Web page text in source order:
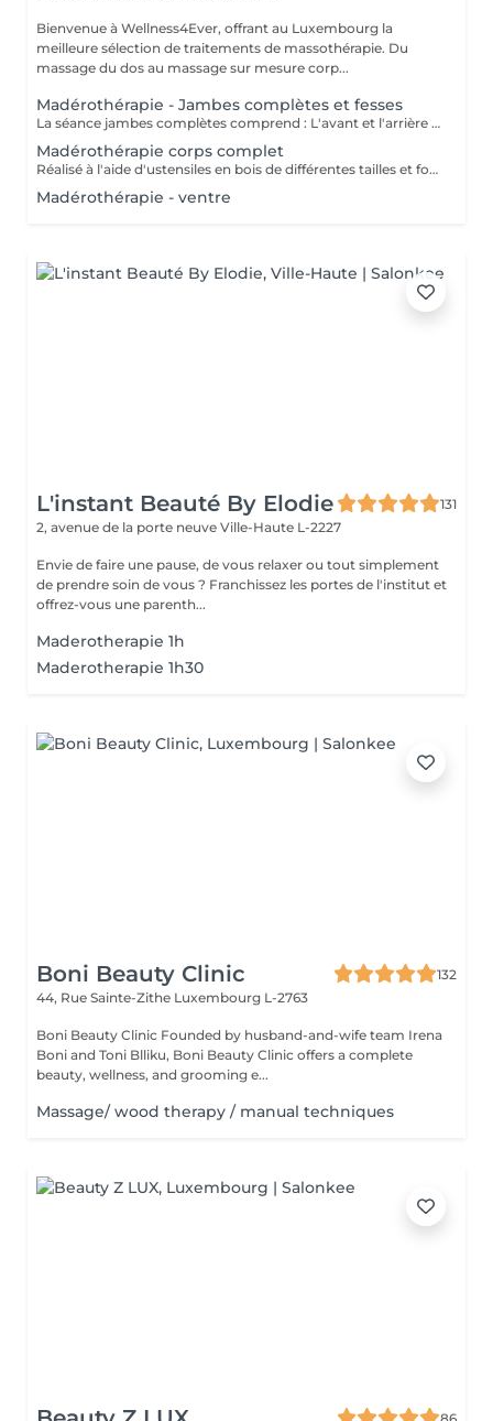
Bienvenue à Wellness4Ever, offrant au Luxembourg la
meilleure sélection de traitements de massothérapie. Du
massage du dos au massage sur mesure corp...
Madérothérapie - Jambes complètes et fesses
La séance jambes complètes comprend : L'avant et l'arrière des jambes ainsi que les fesses. Réalisé à l'aide d'ustensiles en bois de différentes tailles et formes spécialement conçus pour s'adapter aux lignes du corps. - Anti cellulite - Une alternative à la chirurgie - Accélère le métabolisme - Active le système lymphatique - Raffermit et tonifie la peau - Redessine le corps et les volumes
Madérothérapie corps complet
Réalisé à l'aide d'ustensiles en bois de différentes tailles et formes spécialement conçus pour s'adapter aux lignes du corps. - Anti cellulite - Une alternative à la chirurgie - Accélère le métabolisme - Active le système lymphatique - Raffermit et tonifie la peau - Redessine le corps et les volumes
Madérothérapie - ventre
L'instant Beauté By Elodie
131
2, avenue de la porte neuve Ville-Haute L-2227
Envie de faire une pause, de vous relaxer ou tout simplement
de prendre soin de vous ? Franchissez les portes de l'institut et
offrez-vous une parenth...
Maderotherapie 1h
Maderotherapie 1h30
Boni Beauty Clinic
132
44, Rue Sainte-Zithe Luxembourg L-2763
Boni Beauty Clinic Founded by husband-and-wife team Irena
Boni and Toni Blliku, Boni Beauty Clinic offers a complete
beauty, wellness, and grooming e...
Massage/ wood therapy / manual techniques